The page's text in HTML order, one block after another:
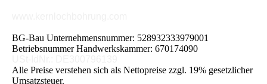
BG-Bau Unternehmensnummer: 528932333979001
Betriebsnummer Handwerkskammer: 670174090
Alle Preise verstehen sich als Nettopreise zzgl. 19% gesetzlicher
Umsatzsteuer.